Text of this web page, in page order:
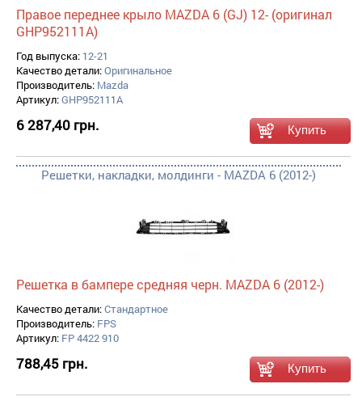
Правое переднее крыло MAZDA 6 (GJ) 12- (оригинал
GHP952111A)
Год выпуска: 12-21
Качество детали:Оригинальное
Производитель: Mazda
Артикул:GHP952111A
6 287,40 грн.
Решетки, накладки, молдинги - MAZDA 6 (2012-)
Решетка в бампере средняя черн. MAZDA 6 (2012-)
Качество детали:Стандартное
Производитель: FPS
Артикул: FP 4422 910
788,45 грн.